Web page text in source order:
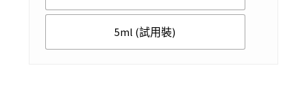
5ml (試用裝)